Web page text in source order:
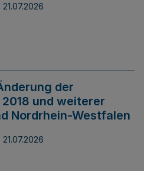
21.07.2026
der
und weiterer
Nordrhein-Westfalen
21.07.2026